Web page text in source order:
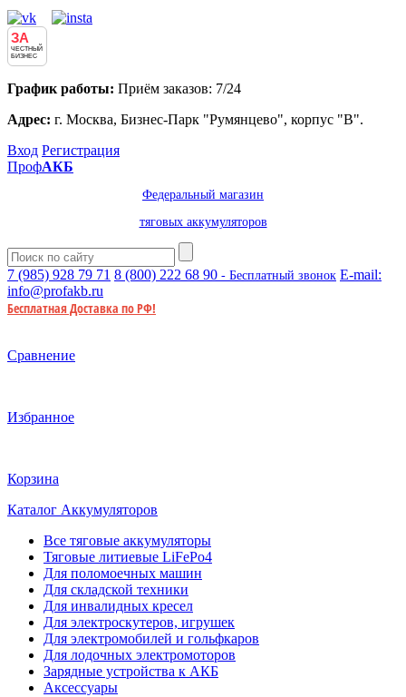
ЗА
ЧЕСТНЫЙ
БИЗНЕС
График работы: Приём заказов: 7/24
Адрес: г. Москва, Бизнес-Парк "Румянцево", корпус "В".
Вход Регистрация
ПрофАКБ
Федеральный магазин
тяговых аккумуляторов
7 (985) 928 79 71 8 (800) 222 68 90 - Бесплатный звонок E-mail:
info@profakb.ru
Бесплатная Доставка по РФ!
Сравнение
Избранное
Корзина
Каталог Аккумуляторов
Все тяговые аккумуляторы
Тяговые литиевые LiFePo4
Для поломоечных машин
Для складской техники
Для инвалидных кресел
Для электроскутеров, игрушек
Для электромобилей и гольфкаров
Для лодочных электромоторов
Зарядные устройства к АКБ
Аксессуары